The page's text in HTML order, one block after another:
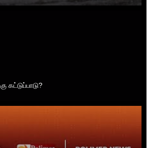
கட்டுப்பாடு?